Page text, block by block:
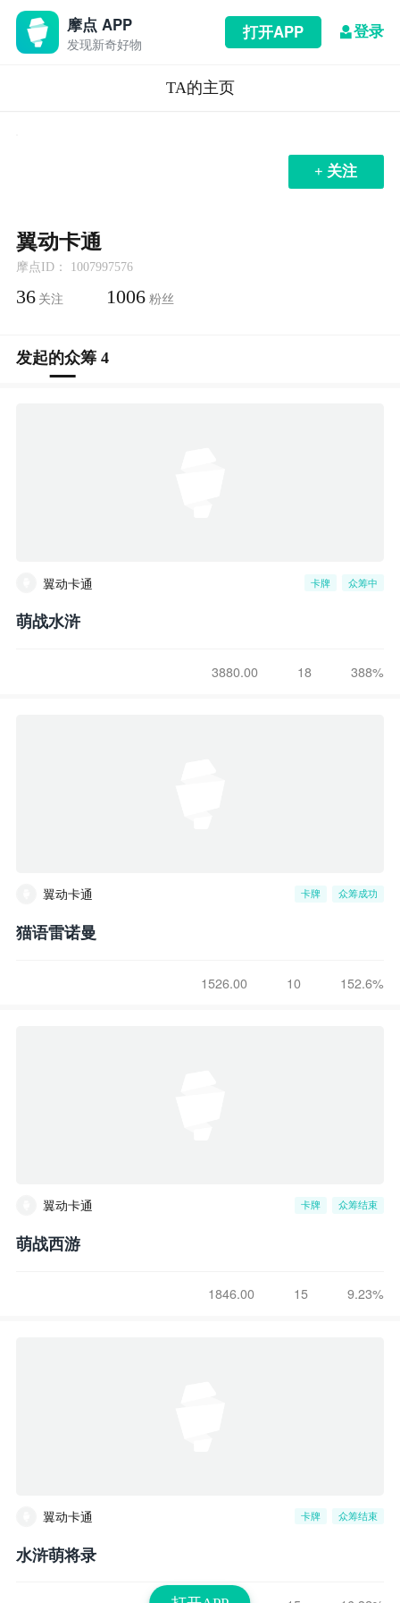
摩点 APP
发现新奇好物
打开APP 登录
TA的主页
+ 关注
翼动卡通
摩点ID： 1007997576
36 关注 1006 粉丝
发起的众筹 4
翼动卡通 卡牌 众筹中
萌战水浒
3880.00 18 388%
翼动卡通 卡牌 众筹成功
猫语雷诺曼
1526.00 10 152.6%
翼动卡通 卡牌 众筹结束
萌战西游
1846.00 15 9.23%
翼动卡通 卡牌 众筹结束
水浒萌将录